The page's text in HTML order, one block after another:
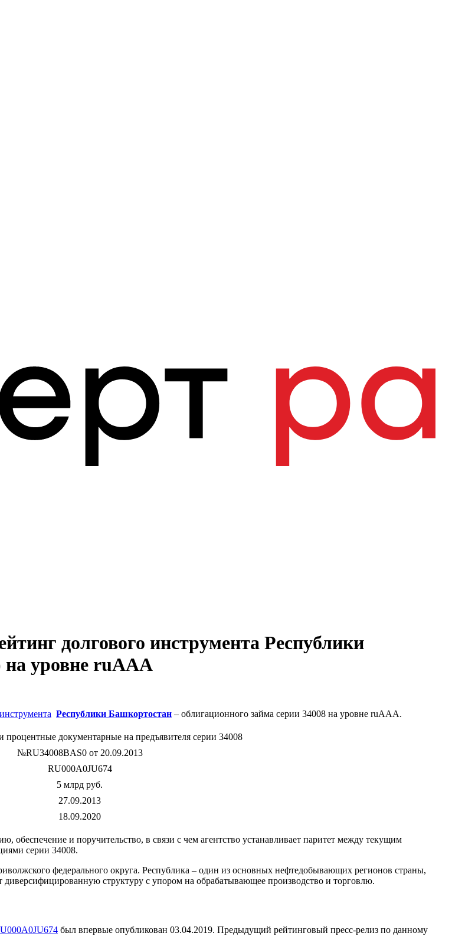
долгового инструмента Республики
на уровне ruААА
Республики Башкортостан – облигационного займа серии 34008 на уровне ruААА.
процентные документарные на предъявителя серии 34008
№RU34008BAS0 от 20.09.2013
RU000A0JU674
5 млрд руб.
27.09.2013
18.09.2020
и поручительство, в связи с чем агентство устанавливает паритет между текущим
серии 34008.
федерального округа. Республика – один из основных нефтедобывающих регионов страны,
структуру с упором на обрабатывающее производство и торговлю.
был впервые опубликован 03.04.2019. Предыдущий рейтинговый пресс-релиз по данному